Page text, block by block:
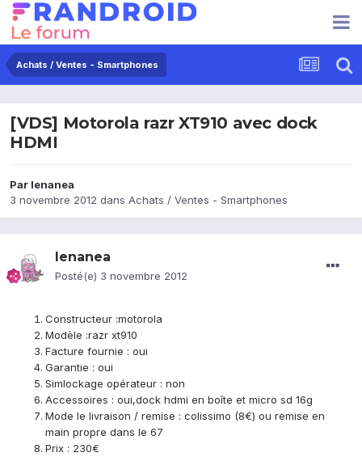
Achats / Ventes - Smartphones
[VDS] Motorola razr XT910 avec dock
HDMI
Par lenanea
3 novembre 2012 dans Achats / Ventes - Smartphones
lenanea
Posté(e) 3 novembre 2012
Constructeur :motorola
Modèle :razr xt910
Facture fournie : oui
Garantie : oui
Simlockage opérateur : non
Accessoires : oui,dock hdmi en boîte et micro sd 16g
Mode le livraison / remise : colissimo (8€) ou remise en
main propre dans le 67
Prix : 230€